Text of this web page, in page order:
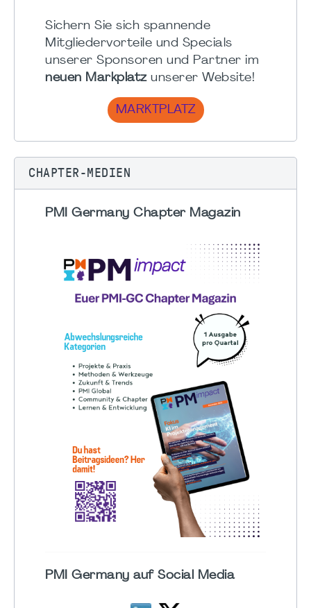
Sichern Sie sich spannende
Mitgliedervorteile und Specials
unserer Sponsoren und Partner im
neuen Markplatzunserer Website!
MARKTPLATZ
CHAPTER-MEDIEN
PMI Germany Chapter Magazin
PMI Germany auf Social Media